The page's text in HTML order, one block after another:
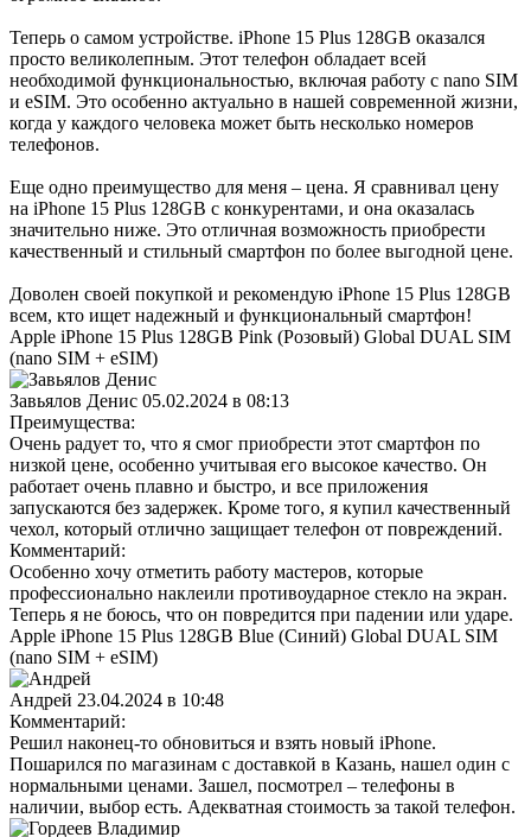
Теперь о самом устройстве. iPhone 15 Plus 128GB оказался
просто великолепным. Этот телефон обладает всей
необходимой функциональностью, включая работу с nano SIM
и eSIM. Это особенно актуально в нашей современной жизни,
когда у каждого человека может быть несколько номеров
телефонов.
Еще одно преимущество для меня – цена. Я сравнивал цену
на iPhone 15 Plus 128GB с конкурентами, и она оказалась
значительно ниже. Это отличная возможность приобрести
качественный и стильный смартфон по более выгодной цене.
Доволен своей покупкой и рекомендую iPhone 15 Plus 128GB
всем, кто ищет надежный и функциональный смартфон!
Apple iPhone 15 Plus 128GB Pink (Розовый) Global DUAL SIM
(nano SIM + eSIM)
Завьялов Денис 05.02.2024 в 08:13
Преимущества:
Очень радует то, что я смог приобрести этот смартфон по
низкой цене, особенно учитывая его высокое качество. Он
работает очень плавно и быстро, и все приложения
запускаются без задержек. Кроме того, я купил качественный
чехол, который отлично защищает телефон от повреждений.
Комментарий:
Особенно хочу отметить работу мастеров, которые
профессионально наклеили противоударное стекло на экран.
Теперь я не боюсь, что он повредится при падении или ударе.
Apple iPhone 15 Plus 128GB Blue (Синий) Global DUAL SIM
(nano SIM + eSIM)
Андрей 23.04.2024 в 10:48
Комментарий:
Решил наконец-то обновиться и взять новый iPhone.
Пошарился по магазинам с доставкой в Казань, нашел один с
нормальными ценами. Зашел, посмотрел – телефоны в
наличии, выбор есть. Адекватная стоимость за такой телефон.